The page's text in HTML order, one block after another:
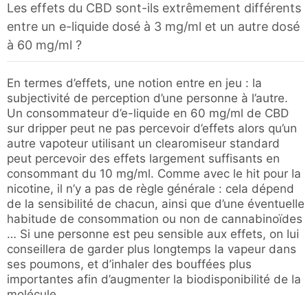
Les effets du CBD sont-ils extrêmement différents
entre un e-liquide dosé à 3 mg/ml et un autre dosé
à 60 mg/ml ?
En termes d’effets, une notion entre en jeu : la
subjectivité de perception d’une personne à l’autre.
Un consommateur d’e-liquide en 60 mg/ml de CBD
sur dripper peut ne pas percevoir d’effets alors qu’un
autre vapoteur utilisant un clearomiseur standard
peut percevoir des effets largement suffisants en
consommant du 10 mg/ml. Comme avec le hit pour la
nicotine, il n’y a pas de règle générale : cela dépend
de la sensibilité de chacun, ainsi que d’une éventuelle
habitude de consommation ou non de cannabinoïdes
… Si une personne est peu sensible aux effets, on lui
conseillera de garder plus longtemps la vapeur dans
ses poumons, et d’inhaler des bouffées plus
importantes afin d’augmenter la biodisponibilité de la